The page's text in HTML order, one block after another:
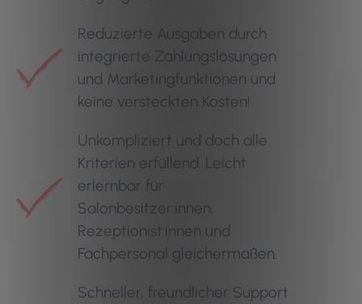
Reduzierte Ausgaben durch
integrierte Zahlungslösungen
und Marketingfunktionen und
keine versteckten Kosten!
Unkompliziert und doch alle
Kriterien erfüllend. Leicht
erlernbar für
Salonbesitzer:innen,
Rezeptionist:innen und
Fachpersonal gleichermaßen.
Schneller, freundlicher Support